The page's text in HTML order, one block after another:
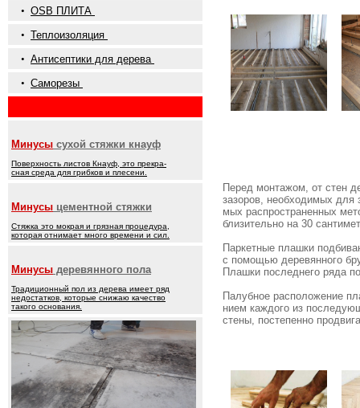
• OSB ПЛИТА
• Теплоизоляция
• Антисептики для дерева
• Саморезы
Минусы сухой стяжки кнауф
Поверхность листов Кнауф, это прекра-
сная среда для грибков и плесени.
Минусы цементной стяжки
Стяжка это мокрая и грязная процедура,
которая отнимает много времени и сил.
Минусы деревянного пола
Традиционный пол из дерева имеет ряд
недостатков, которые снижаю качество
такого основания.
Перед монтажом, от стен
зазоров, необходимых для
мых распространенных
близительно на 30
Паркетные плашки
с помощью деревянного
Плашки последнего ряда
Палубное расположение
нием каждого из
стены, постепенно